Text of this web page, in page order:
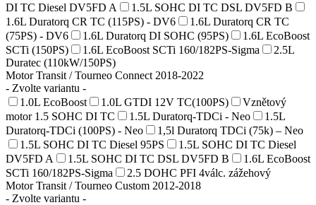
DI TC Diesel DV5FD A
1.5L SOHC DI TC DSL DV5FD B
1.6L Duratorq CR TC (115PS) - DV6
1.6L Duratorq CR TC
(75PS) - DV6
1.6L Duratorq DI SOHC (95PS)
1.6L EcoBoost
SCTi (150PS)
1.6L EcoBoost SCTi 160/182PS-Sigma
2.5L
Duratec (110kW/150PS)
Motor Transit / Tourneo Connect 2018-2022
- Zvolte variantu -
1.0L EcoBoost
1.0L GTDI 12V TC(100PS)
Vznětový
motor 1.5 SOHC DI TC
1.5L Duratorq-TDCi - Neo
1.5L
Duratorq-TDCi (100PS) - Neo
1,5l Duratorq TDCi (75k) – Neo
1.5L SOHC DI TC Diesel 95PS
1.5L SOHC DI TC Diesel
DV5FD A
1.5L SOHC DI TC DSL DV5FD B
1.6L EcoBoost
SCTi 160/182PS-Sigma
2.5 DOHC PFI 4válc. zážehový
Motor Transit / Tourneo Custom 2012-2018
- Zvolte variantu -